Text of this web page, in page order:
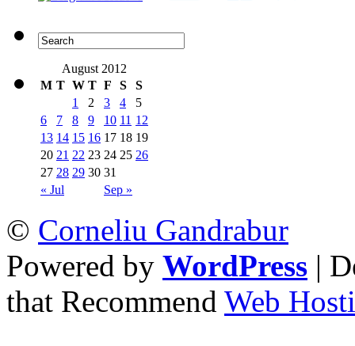
August 2012
M T W T F S S
« Jul Sep »
1 2 3 4
5
6
7 8 9 10 11 12
13 14 15 16 17 18 19
20 21 22 23 24 25 26
27 28 29 30 31
© Corneliu Gandrabur
Powered by WordPress |
that Recommend Web